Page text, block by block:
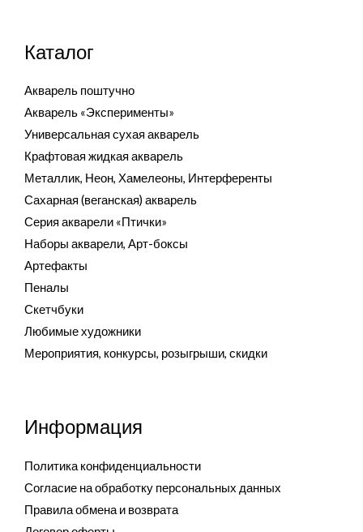
Каталог
Акварель поштучно
Акварель «Эксперименты»
Универсальная сухая акварель
Крафтовая жидкая акварель
Металлик, Неон, Хамелеоны, Интерференты
Сахарная (веганская) акварель
Серия акварели «Птички»
Наборы акварели, Арт-боксы
Артефакты
Пеналы
Скетчбуки
Любимые художники
Мероприятия, конкурсы, розыгрыши, скидки
Информация
Политика конфиденциальности
Согласие на обработку персональных данных
Правила обмена и возврата